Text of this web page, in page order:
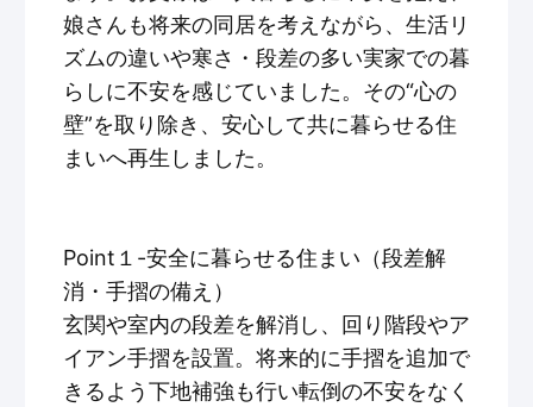
娘さんも将来の同居を考えながら、生活リ
ズムの違いや寒さ・段差の多い実家での暮
らしに不安を感じていました。その“心の
壁”を取り除き、安心して共に暮らせる住
まいへ再生しました。
Point１-安全に暮らせる住まい（段差解
消・手摺の備え）
玄関や室内の段差を解消し、回り階段やア
イアン手摺を設置。将来的に手摺を追加で
きるよう下地補強も行い転倒の不安をなく